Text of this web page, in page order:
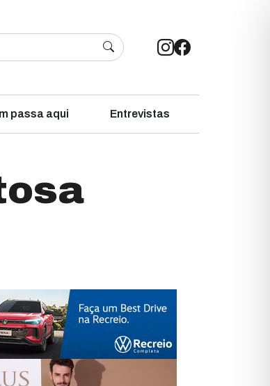
passa aqui Entrevistas